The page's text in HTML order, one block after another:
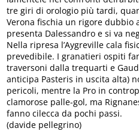
tre giri di orologio più tardi,
Verona fischia un rigore dubbio
presenta Dalessandro e si va
Nella ripresa l’Aygreville cala
prevedibile. I granatieri ospiti
traversoni dalla trequarti e
anticipa Pasteris in uscita alta)
pericoli, mentre la Pro in
clamorose palle-gol, ma
fanno cilecca da pochi passi.
(davide pellegrino)